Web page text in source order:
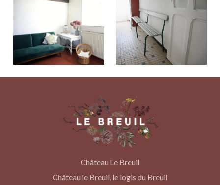
Château Le Breuil
Château le Breuil, le logis du Breuil